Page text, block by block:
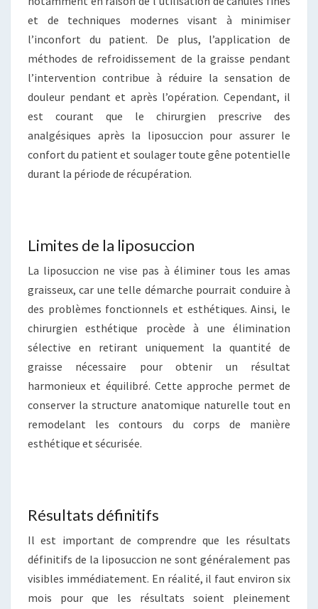
et de techniques modernes visant à minimiser
l’inconfort du patient. De plus, l’application de
méthodes de refroidissement de la graisse pendant
l’intervention contribue à réduire la sensation de
douleur pendant et après l’opération. Cependant, il
est courant que le chirurgien prescrive des
analgésiques après la liposuccion pour assurer le
confort du patient et soulager toute gêne potentielle
durant la période de récupération.
Limites de la liposuccion
La liposuccion ne vise pas à éliminer tous les amas
graisseux, car une telle démarche pourrait conduire à
des problèmes fonctionnels et esthétiques. Ainsi, le
chirurgien esthétique procède à une élimination
sélective en retirant uniquement la quantité de
graisse nécessaire pour obtenir un résultat
harmonieux et équilibré. Cette approche permet de
conserver la structure anatomique naturelle tout en
remodelant les contours du corps de manière
esthétique et sécurisée.
Résultats définitifs
Il est important de comprendre que les résultats
définitifs de la liposuccion ne sont généralement pas
visibles immédiatement. En réalité, il faut environ six
mois pour que les résultats soient pleinement